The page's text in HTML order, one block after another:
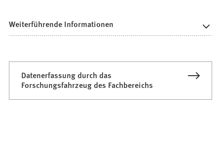
n
e
Weiterführende Informationen
Datenerfassung durch das
Forschungsfahrzeug des Fachbereichs